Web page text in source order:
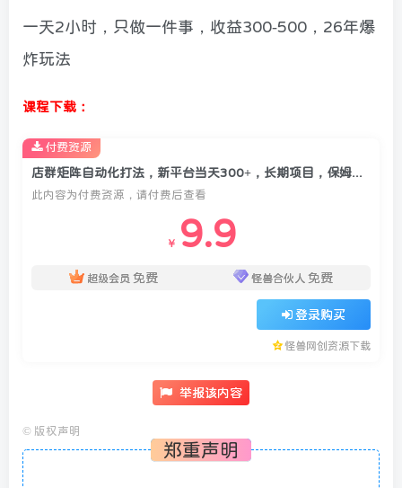
一天2小时，只做一件事，收益300-500，26年爆
炸玩法
课程下载：
此内容为付费资源，请付费后查看
￥ 9.9
超级会员 免费 怪兽合伙人 免费
登录购买
怪兽网创资源下载
付费资源
举报该内容
© 版权声明
郑重声明